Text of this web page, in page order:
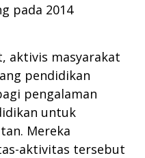
pada 2014
aktivis masyarakat
pendidikan
pengalaman
untuk
Mereka
aktivitas tersebut